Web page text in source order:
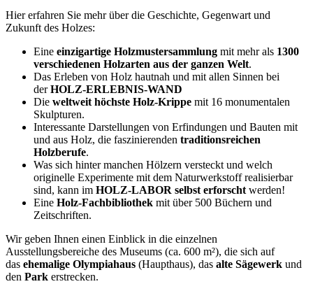
Hier erfahren Sie mehr über die Geschichte, Gegenwart und
Zukunft des Holzes:
Eine einzigartige Holzmustersammlung mit mehr als 1300
verschiedenen Holzarten aus der ganzen Welt.
Das Erleben von Holz hautnah und mit allen Sinnen bei
derHOLZ-ERLEBNIS-WAND
Die weltweit höchste Holz-Krippe mit 16 monumentalen
Skulpturen.
Interessante Darstellungen von Erfindungen und Bauten mit
und aus Holz, die faszinierenden traditionsreichen
Holzberufe.
Was sich hinter manchen Hölzern versteckt und welch
originelle Experimente mit dem Naturwerkstoff realisierbar
sind, kann im HOLZ-LABOR selbst erforscht werden!
Eine Holz-Fachbibliothek mit über 500 Büchern und
Zeitschriften.
Wir geben Ihnen einen Einblick in die einzelnen
Ausstellungsbereiche des Museums (ca. 600 m²), die sich auf
das ehemalige Olympiahaus (Haupthaus), das alte Sägewerk und
den Park erstrecken.